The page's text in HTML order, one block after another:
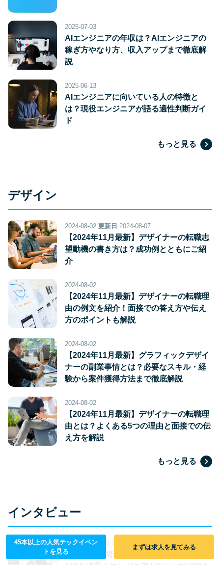
45本以上の人気テックイベン
トを見る
まずは求人を見てみる
2025-07-03
AIエンジニアの年収は？AIエンジニアの
稼ぎ方やなり方、収入アップまで徹底解
説
2025-06-13
AIエンジニアに向いている人の特徴と
は？現役エンジニアが語る適性判断ガイ
ド
もっと見る
デザイン
2024-08-02 更新日 2024-08-07
【2024年11月最新】デザイナーの転職志
望動機の書き方は？成功例とともにご紹
介
2024-08-02
【2024年11月最新】デザイナーの転職理
由の例文を紹介！面接での答え方や伝え
方のポイントも解説
2024-08-02
【2024年11月最新】グラフィックデザイ
ナーの副業事情とは？必要なスキル・経
験から案件獲得方法まで徹底解説
2024-08-02
【2024年11月最新】デザイナーの転職理
由とは？よくある5つの理由と面接での伝
え方を解説
もっと見る
インタビュー
2023-09-22 2024-06-16
Salesforce関連の自社製品開発で昨対